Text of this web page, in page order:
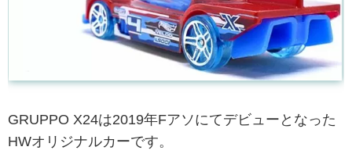
GRUPPO X24は2019年Fアソにてデビューとなった
HWオリジナルカーです。